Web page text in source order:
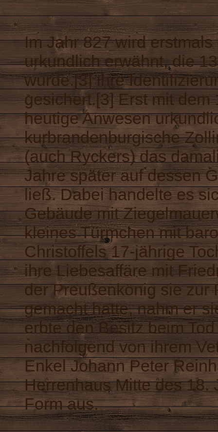
Im Jahr 827 wird erstmals
urkundlich erwähnt, die
wurde.[3] Ihre
gesichert.[3] Erst mit
heutige Anwesen
kurbrandenburgische
(auch Ryckers) das
Jahre später auf dessen
ließ. Dabei handelte es
Gebäude mit
kleines Türmchen mit
Christoffels 17-jährige
ihre Liebesaffäre mit
der Preußenkönig sie zur
gemacht hatte, nahm er
erbte den Besitz beim
nachfolgend von ihrem
Enkel Johann Peter
Herrenhaus Mitte des 18.
Form aus.